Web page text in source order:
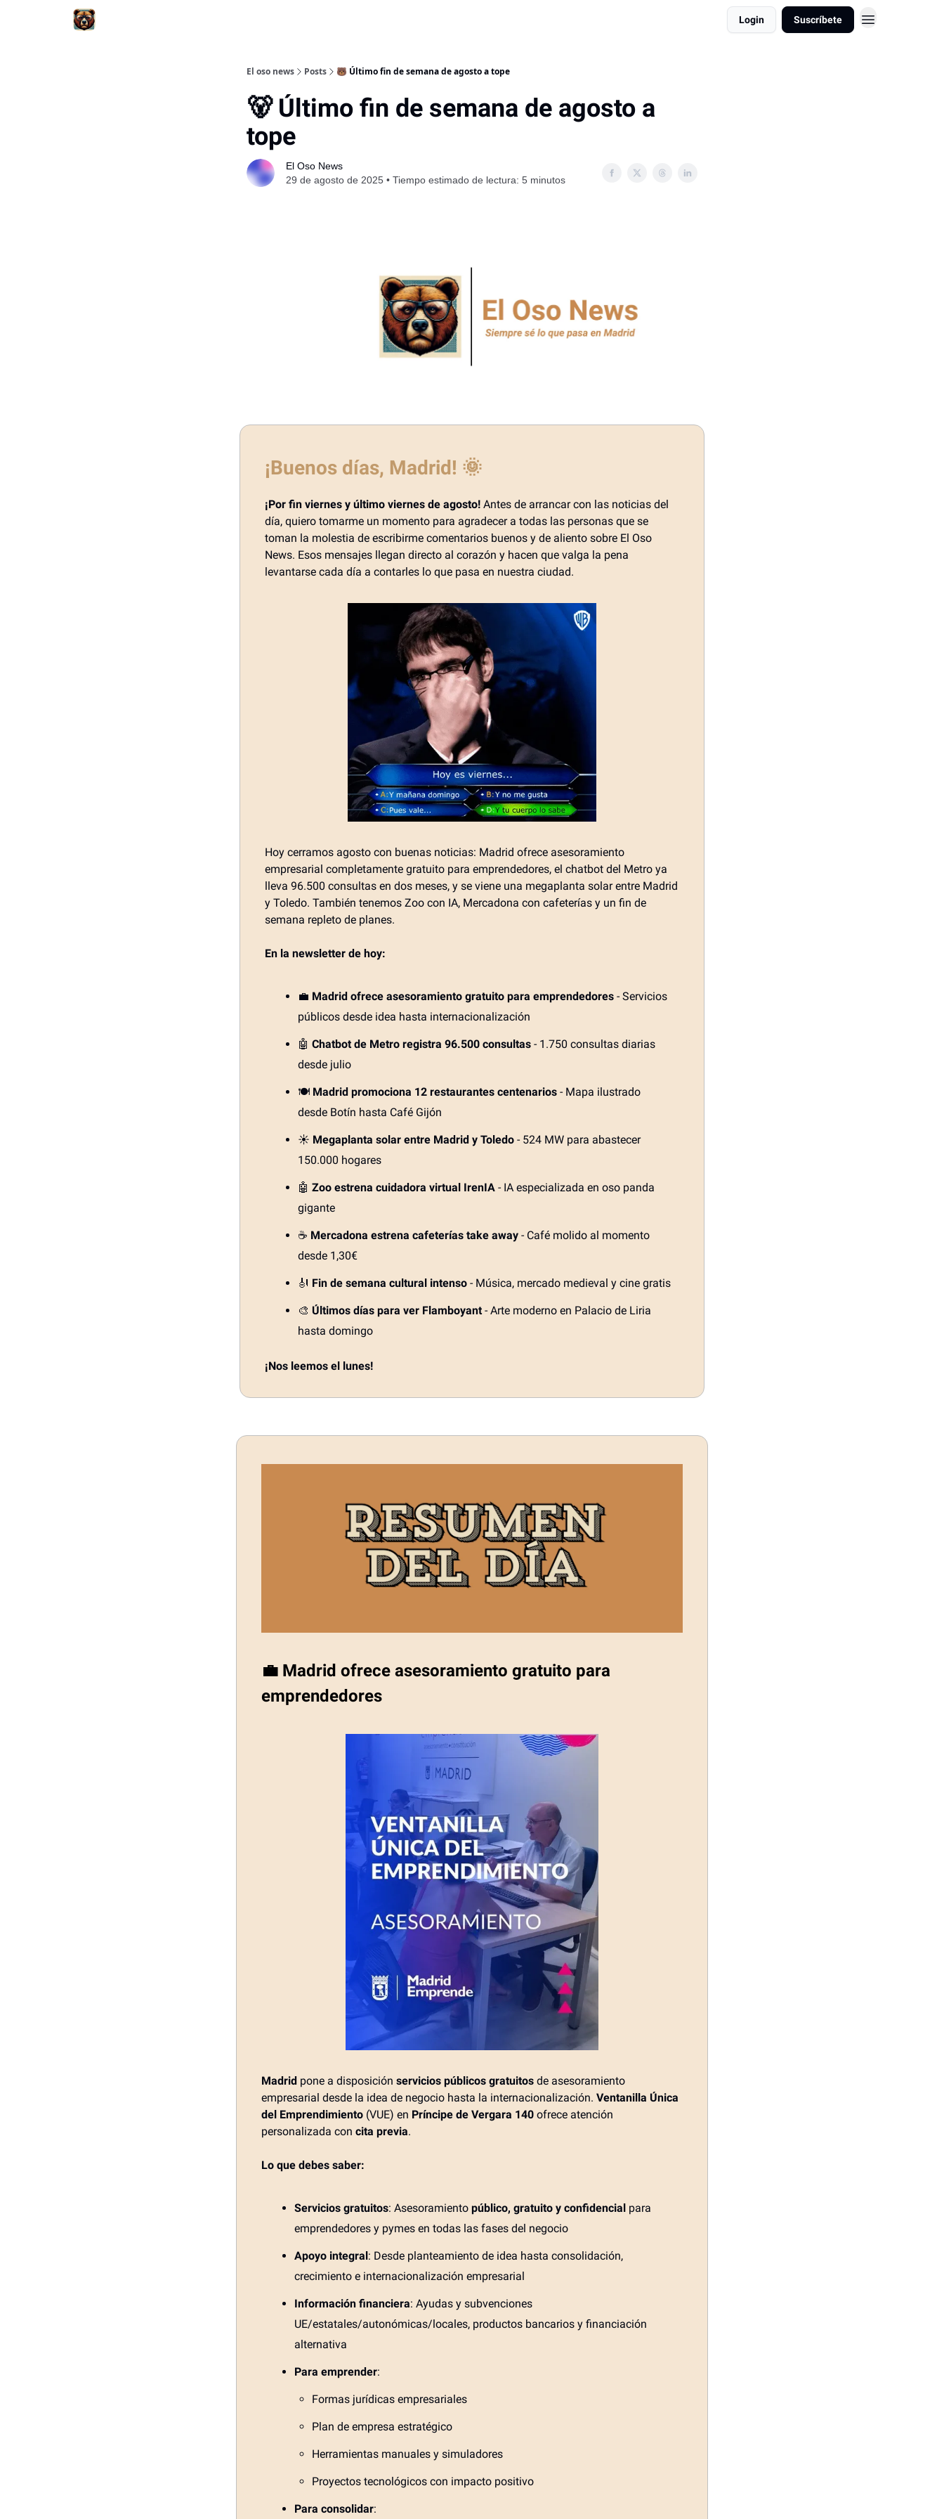
Login Suscríbete
El oso news Posts 🐻 Último fin de semana de agosto a tope
🐻 Último fin de semana de agosto a
tope
El Oso News
29 de agosto de 2025 • Tiempo estimado de lectura: 5 minutos
¡Buenos días, Madrid! 🌞
¡Por fin viernes y último viernes de agosto! Antes de arrancar con las noticias del
día, quiero tomarme un momento para agradecer a todas las personas que se
toman la molestia de escribirme comentarios buenos y de aliento sobre El Oso
News. Esos mensajes llegan directo al corazón y hacen que valga la pena
levantarse cada día a contarles lo que pasa en nuestra ciudad.
Hoy cerramos agosto con buenas noticias: Madrid ofrece asesoramiento
empresarial completamente gratuito para emprendedores, el chatbot del Metro ya
lleva 96.500 consultas en dos meses, y se viene una megaplanta solar entre Madrid
y Toledo. También tenemos Zoo con IA, Mercadona con cafeterías y un fin de
semana repleto de planes.
En la newsletter de hoy:
💼 Madrid ofrece asesoramiento gratuito para emprendedores - Servicios
públicos desde idea hasta internacionalización
🤖 Chatbot de Metro registra 96.500 consultas - 1.750 consultas diarias
desde julio
🍽️ Madrid promociona 12 restaurantes centenarios - Mapa ilustrado
desde Botín hasta Café Gijón
☀️ Megaplanta solar entre Madrid y Toledo - 524 MW para abastecer
150.000 hogares
🤖 Zoo estrena cuidadora virtual IrenIA - IA especializada en oso panda
gigante
☕ Mercadona estrena cafeterías take away - Café molido al momento
desde 1,30€
🎻 Fin de semana cultural intenso - Música, mercado medieval y cine gratis
🎨 Últimos días para ver Flamboyant- Arte moderno en Palacio de Liria
hasta domingo
¡Nos leemos el lunes!
💼 Madrid ofrece asesoramiento gratuito para
emprendedores
Madrid pone a disposición servicios públicos gratuitos de asesoramiento
empresarial desde la idea de negocio hasta la internacionalización. Ventanilla Única
del Emprendimiento (VUE) en Príncipe de Vergara 140 ofrece atención
personalizada con cita previa.
Lo que debes saber:
Servicios gratuitos: Asesoramiento público, gratuito y confidencial para
emprendedores y pymes en todas las fases del negocio
Apoyo integral : Desde planteamiento de idea hasta consolidación,
crecimiento e internacionalización empresarial
Información financiera: Ayudas y subvenciones
UE/estatales/autonómicas/locales, productos bancarios y financiación
alternativa
Para emprender:
Formas jurídicas empresariales
Plan de empresa estratégico
Herramientas manuales y simuladores
Proyectos tecnológicos con impacto positivo
Para consolidar: